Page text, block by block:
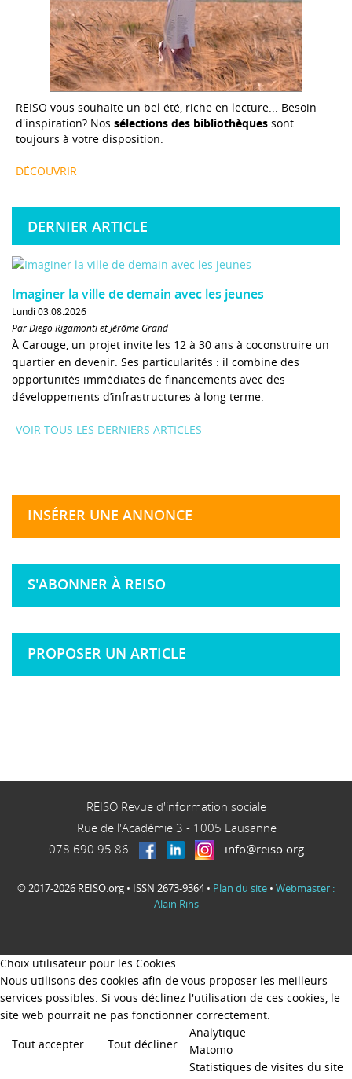
REISO vous souhaite un bel été, riche en lecture... Besoin
d'inspiration? Nos sélections des bibliothèques sont
toujours à votre disposition.
DÉCOUVRIR
DERNIER ARTICLE
Imaginer la ville de demain avec les jeunes
Lundi 03.08.2026
Par Diego Rigamonti et Jérôme Grand
À Carouge, un projet invite les 12 à 30 ans à coconstruire un
quartier en devenir. Ses particularités : il combine des
opportunités immédiates de financements avec des
développements d’infrastructures à long terme.
VOIR TOUS LES DERNIERS ARTICLES
INSÉRER UNE ANNONCE
S'ABONNER À REISO
PROPOSER UN ARTICLE
REISO Revue d'information sociale
Rue de l'Académie 3 - 1005 Lausanne
078 690 95 86 - - - - info@reiso.org
© 2017-2026 REISO.org • ISSN 2673-9364 • Plan du site • Webmaster :
Alain Rihs
Choix utilisateur pour les Cookies
Nous utilisons des cookies afin de vous proposer les meilleurs
services possibles. Si vous déclinez l'utilisation de ces cookies, le
site web pourrait ne pas fonctionner correctement.
Tout accepter
Tout décliner
Analytique
Matomo
Statistiques de visites du site